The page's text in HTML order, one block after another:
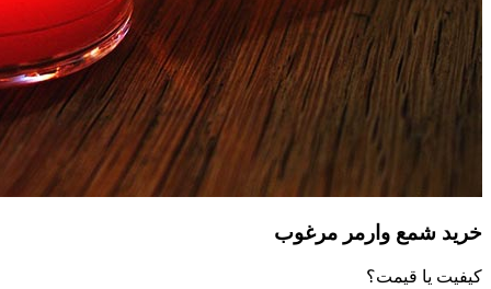
خرید شمع وارمر مرغوب
کیفیت یا قیمت؟